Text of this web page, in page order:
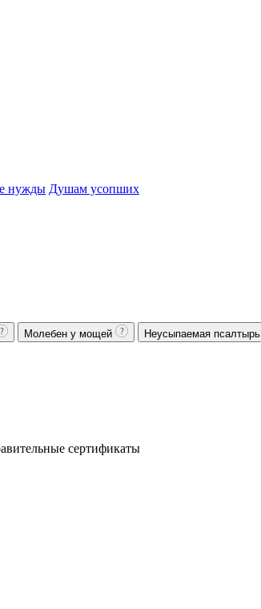
нужды Душам усопших
Молебен у мощей Неусыпаемая псалтырь
сертификаты